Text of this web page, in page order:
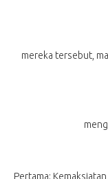
mereka tersebut,
Pertama: